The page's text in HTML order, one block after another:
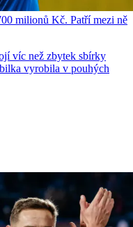
milionů Kč. Patří mezi ně
víc než zbytek sbírky
vyrobila v pouhých